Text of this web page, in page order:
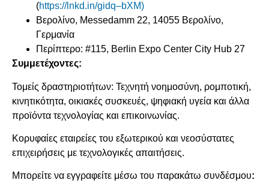
(https://lnkd.in/gidq–bXM)
Βερολίνο, Messedamm 22, 14055 Βερολίνο,
Γερμανία
Περίπτερο: #115, Berlin Expo Center City Hub 27
Συμμετέχοντες:
Τομείς δραστηριοτήτων: Τεχνητή νοημοσύνη, ρομποτική,
κινητικότητα, οικιακές συσκευές, ψηφιακή υγεία και άλλα
προϊόντα τεχνολογίας και επικοινωνίας.
Kορυφαίες εταιρείες του εξωτερικού και νεοσύστατες
επιχειρήσεις με τεχνολογικές απαιτήσεις.
Μπορείτε να εγγραφείτε μέσω του παρακάτω συνδέσμου: